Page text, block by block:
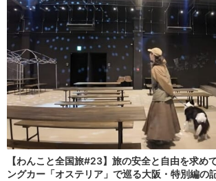
【わんこと全国旅#23】旅の安全と自由を求め
ングカー「オステリア」で巡る大阪・特別編の